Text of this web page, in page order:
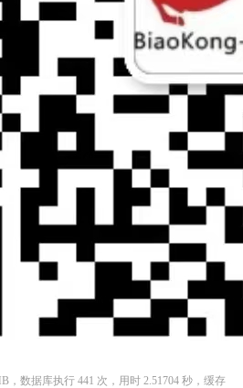
，数据库执行 441 次，用时 2.51704 秒，缓存